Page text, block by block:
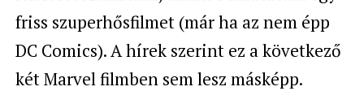
friss szuperhősfilmet (már ha az nem épp
DC Comics). A hírek szerint ez a következő
két Marvel filmben sem lesz másképp.